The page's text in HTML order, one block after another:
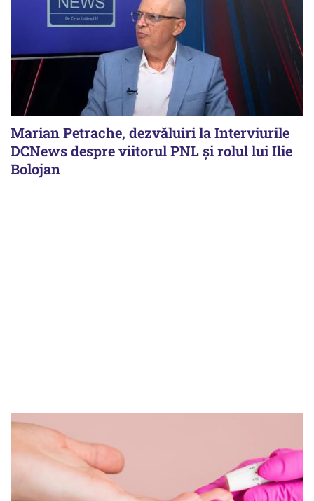
Marian Petrache, dezvăluiri la Interviurile
DCNews despre viitorul PNL și rolul lui Ilie
Bolojan